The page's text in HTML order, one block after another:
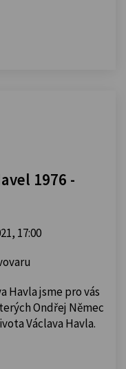
1976 -
17:00
Havla jsme pro vás
Ondřej Němec
Václava Havla.